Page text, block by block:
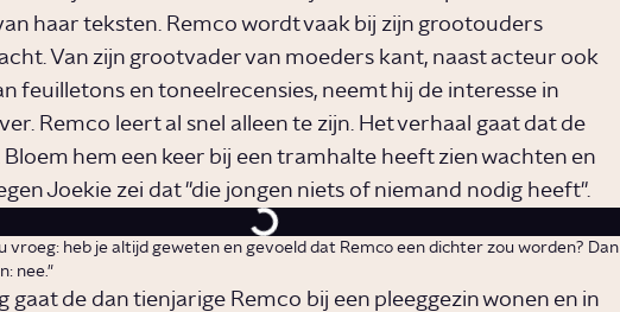
haar teksten. Remco wordt vaak bij zijn grootouders
Van zijn grootvader van moeders kant, naast acteur ook
feuilletons en toneelrecensies, neemt hij de interesse in
Remco leert al snel alleen te zijn. Het verhaal gaat dat de
Bloem hem een keer bij een tramhalte heeft zien wachten en
Joekie zei dat "die jongen niets of niemand nodig heeft".
vroeg: heb je altijd geweten en gevoeld dat Remco een dichter zou worden? Dan
nee."
gaat de dan tienjarige Remco bij een pleeggezin wonen en in